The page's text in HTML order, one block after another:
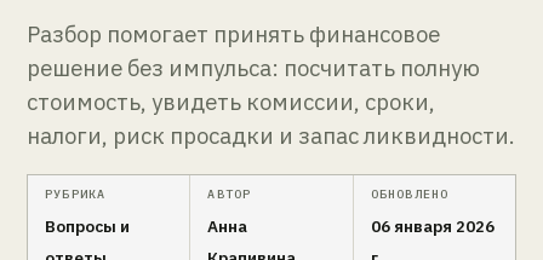
Разбор помогает принять финансовое
решение без импульса: посчитать полную
стоимость, увидеть комиссии, сроки,
налоги, риск просадки и запас ликвидности.
РУБРИКА
Вопросы и
АВТОР
Анна
ОБНОВЛЕНО
06 января 2026